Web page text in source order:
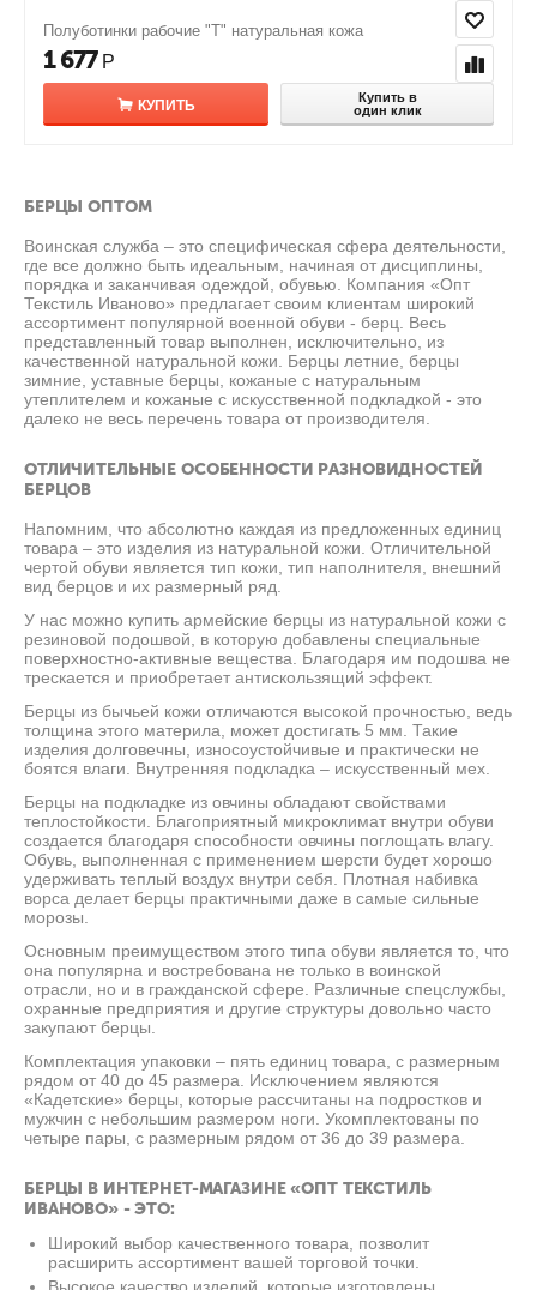
Полуботинки рабочие "Т" натуральная кожа
1 677 Р
КУПИТЬ
Купить в
один клик
БЕРЦЫ ОПТОМ
Воинская служба – это специфическая сфера деятельности,
где все должно быть идеальным, начиная от дисциплины,
порядка и заканчивая одеждой, обувью. Компания «Опт
Текстиль Иваново» предлагает своим клиентам широкий
ассортимент популярной военной обуви - берц. Весь
представленный товар выполнен, исключительно, из
качественной натуральной кожи. Берцы летние, берцы
зимние, уставные берцы, кожаные с натуральным
утеплителем и кожаные с искусственной подкладкой - это
далеко не весь перечень товара от производителя.
ОТЛИЧИТЕЛЬНЫЕ ОСОБЕННОСТИ РАЗНОВИДНОСТЕЙ
БЕРЦОВ
Напомним, что абсолютно каждая из предложенных единиц
товара – это изделия из натуральной кожи. Отличительной
чертой обуви является тип кожи, тип наполнителя, внешний
вид берцов и их размерный ряд.
У нас можно купить армейские берцы из натуральной кожи с
резиновой подошвой, в которую добавлены специальные
поверхностно-активные вещества. Благодаря им подошва не
трескается и приобретает антискользящий эффект.
Берцы из бычьей кожи отличаются высокой прочностью, ведь
толщина этого материла, может достигать 5 мм. Такие
изделия долговечны, износоустойчивые и практически не
боятся влаги. Внутренняя подкладка – искусственный мех.
Берцы на подкладке из овчины обладают свойствами
теплостойкости. Благоприятный микроклимат внутри обуви
создается благодаря способности овчины поглощать влагу.
Обувь, выполненная с применением шерсти будет хорошо
удерживать теплый воздух внутри себя. Плотная набивка
ворса делает берцы практичными даже в самые сильные
морозы.
Основным преимуществом этого типа обуви является то, что
она популярна и востребована не только в воинской
отрасли, но и в гражданской сфере. Различные спецслужбы,
охранные предприятия и другие структуры довольно часто
закупают берцы.
Комплектация упаковки – пять единиц товара, с размерным
рядом от 40 до 45 размера. Исключением являются
«Кадетские» берцы, которые рассчитаны на подростков и
мужчин с небольшим размером ноги. Укомплектованы по
четыре пары, с размерным рядом от 36 до 39 размера.
БЕРЦЫ В ИНТЕРНЕТ-МАГАЗИНЕ «ОПТ ТЕКСТИЛЬ
ИВАНОВО» - ЭТО:
Широкий выбор качественного товара, позволит
расширить ассортимент вашей торговой точки.